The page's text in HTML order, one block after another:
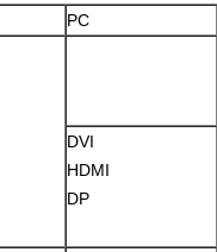
PC
DVI
HDMI
DP